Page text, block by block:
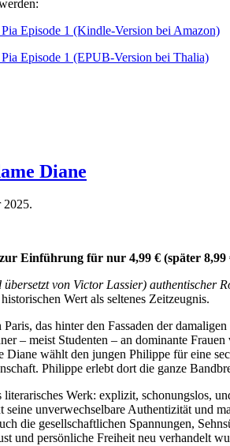
Episode 1 (Kindle-Version bei Amazon)
Episode 1 (EPUB-Version bei Thalia)
Diane
2025.
Einführung für nur 4,99 € (später 8,99
von Victor Lassier) authentischer
Wert als seltenes Zeitzeugnis.
das hinter den Fassaden der
– meist Studenten – an dominante
Diane wählt den jungen Philippe für eine
Philippe erlebt dort die ganze
Werk: explizit, schonungslos,
unverwechselbare Authentizität und
die gesellschaftlichen Spannungen,
und persönliche Freiheit neu verhandelt